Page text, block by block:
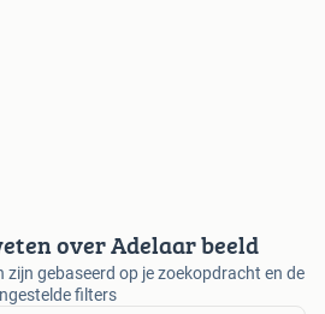
over Adelaar beeld
gebaseerd op je zoekopdracht en de
filters